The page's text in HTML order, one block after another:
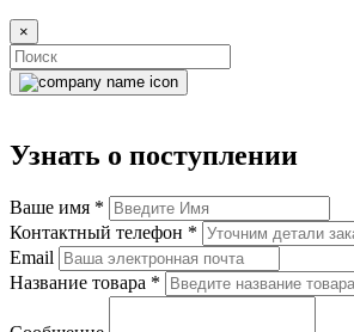
×
Узнать о поступлении
Ваше имя *
Контактный телефон *
Email
Название товара *